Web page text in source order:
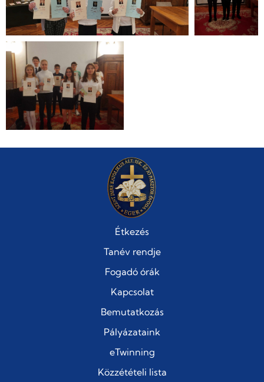
Étkezés
Tanév rendje
Fogadó órák
Kapcsolat
Bemutatkozás
Pályázataink
eTwinning
Közzétételi lista